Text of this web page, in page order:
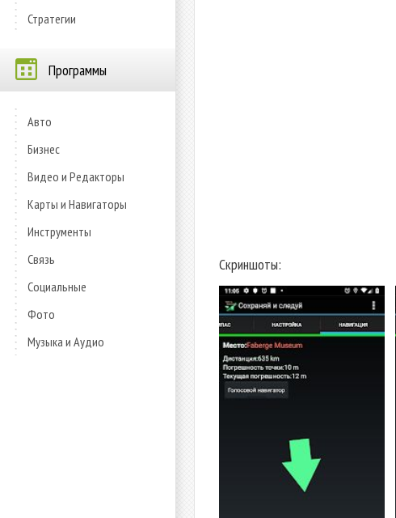
Стратегии
Программы
Авто
Бизнес
Видео и Редакторы
Карты и Навигаторы
Инструменты
Связь
Социальные
Фото
Музыка и Аудио
Скриншоты: